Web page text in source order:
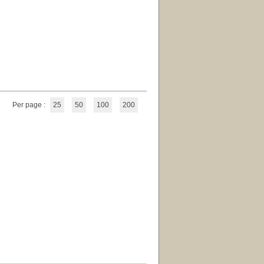
Per page : 25 50 100 200